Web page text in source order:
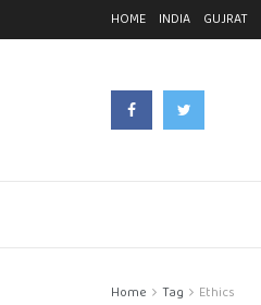
HOME INDIA GUJRAT
Home Tag Ethics